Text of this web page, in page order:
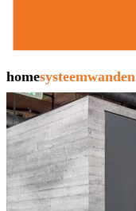
homesysteemwanden